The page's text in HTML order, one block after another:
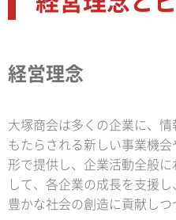
経営理念
大塚商会は多くの企業に、
もたらされる新しい事業機
形で提供し、企業活動全般
して、各企業の成長を支援
豊かな社会の創造に貢献しつ